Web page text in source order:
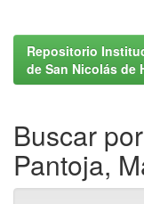
Repositorio
de San Nicolás de
Buscar
Pantoja,